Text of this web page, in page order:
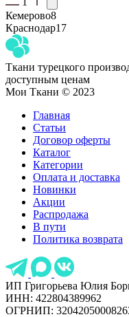
Кемерово8
Краснодар17
Ткани турецкого
доступным ценам
Мои Ткани © 2023
Главная
Статьи
Договор оферты
Каталог
Категории
Оплата и доставка
Новинки
Акции
Распродажа
В пути
Политика возврата
ИП Григорьева Юлия
ИНН: 422804389962
ОГРНИП: